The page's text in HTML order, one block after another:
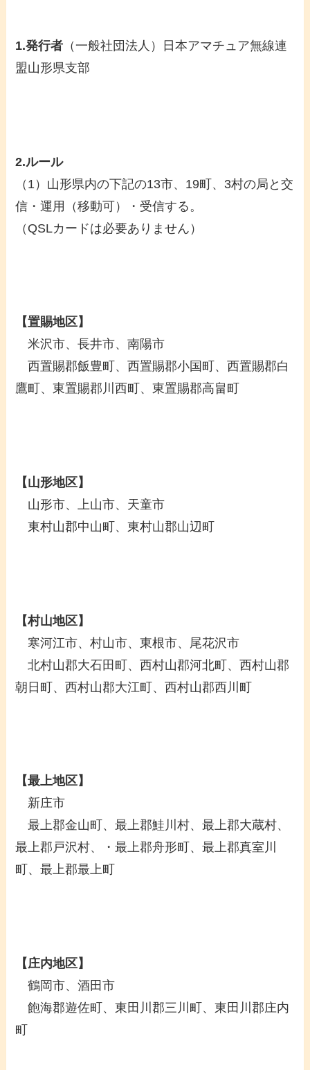
1.発行者 （一般社団法人）日本アマチュア無線連
盟山形県支部
2.ルール
（1）山形県内の下記の13市、19町、3村の局と交
信・運用（移動可）・受信する。
（QSLカードは必要ありません）
【置賜地区】
米沢市、長井市、南陽市
西置賜郡飯豊町、西置賜郡小国町、西置賜郡白
鷹町、東置賜郡川西町、東置賜郡高畠町
【山形地区】
山形市、上山市、天童市
東村山郡中山町、東村山郡山辺町
【村山地区】
寒河江市、村山市、東根市、尾花沢市
北村山郡大石田町、西村山郡河北町、西村山郡
朝日町、西村山郡大江町、西村山郡西川町
【最上地区】
新庄市
最上郡金山町、最上郡鮭川村、最上郡大蔵村、
最上郡戸沢村、・最上郡舟形町、最上郡真室川
町、最上郡最上町
【庄内地区】
鶴岡市、酒田市
飽海郡遊佐町、東田川郡三川町、東田川郡庄内
町